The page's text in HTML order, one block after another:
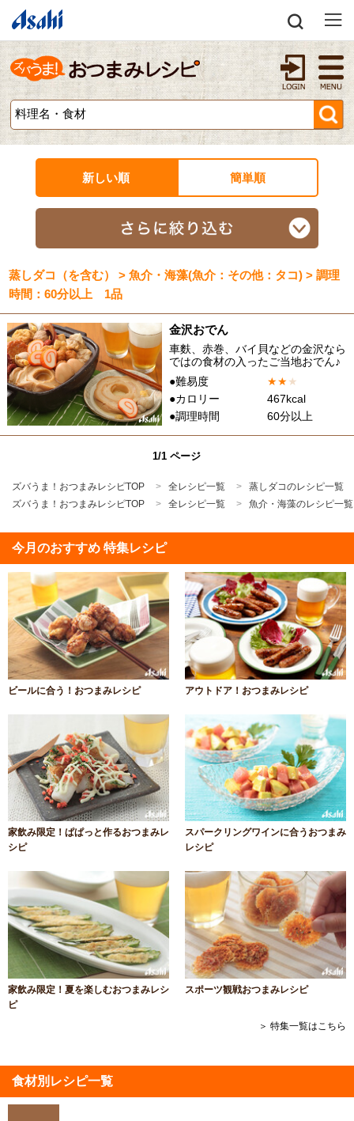
新しい順 簡単順
蒸しダコ（を含む） > 魚介・海藻(魚介：その他：タコ) > 調理
時間：60分以上 1品
金沢おでん
車麩、赤巻、バイ貝などの金沢なら
ではの食材の入ったご当地おでん♪
●難易度
★★★
●カロリー
467kcal
●調理時間
60分以上
1/1 ページ
ズバうま！おつまみレシピTOP 全レシピ一覧
蒸しダコのレシピ一覧
ズバうま！おつまみレシピTOP
全レシピ一覧 魚介・海藻のレシピ一覧
今月のおすすめ 特集レシピ
ビールに合う！おつまみレシピ アウトドア！おつまみレシピ
家飲み限定！ぱぱっと作るおつまみレ
シピ
スパークリングワインに合うおつまみ
レシピ
家飲み限定！夏を楽しむおつまみレシ
ピ
スポーツ観戦おつまみレシピ
＞ 特集一覧はこちら
食材別レシピ一覧